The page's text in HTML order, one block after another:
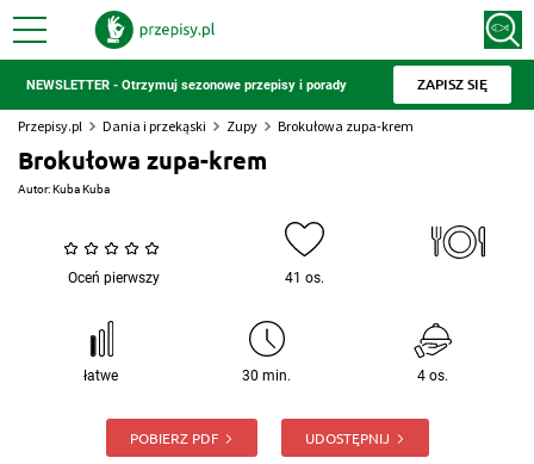
NEWSLETTER - Otrzymuj sezonowe przepisy i porady ZAPISZ SIĘ
Przepisy.pl Dania i przekąski Zupy Brokułowa zupa-krem
Brokułowa zupa-krem
Autor:Kuba Kuba
Oceń pierwszy 41 os.
łatwe 30 min. 4 os.
POBIERZ PDF UDOSTĘPNIJ